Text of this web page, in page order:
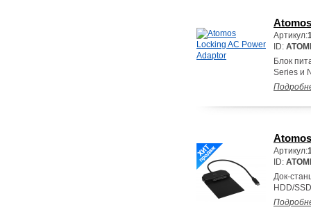
Артикул:
ID:
Блок
Series и
Артикул:
ID:
Док-
HDD/